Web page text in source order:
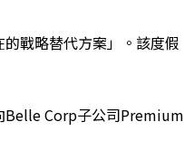
戰略替代方案」。該度假
Belle Corp子公司Premium